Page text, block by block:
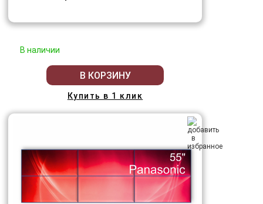
В наличии
В КОРЗИНУ
Купить в 1 клик